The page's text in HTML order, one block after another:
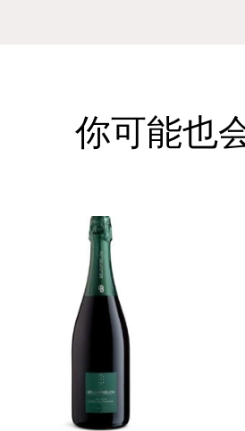
你可能也